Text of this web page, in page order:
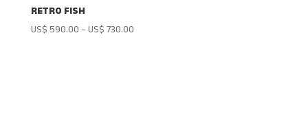
RETRO FISH
US$ 590.00 –US$ 730.00